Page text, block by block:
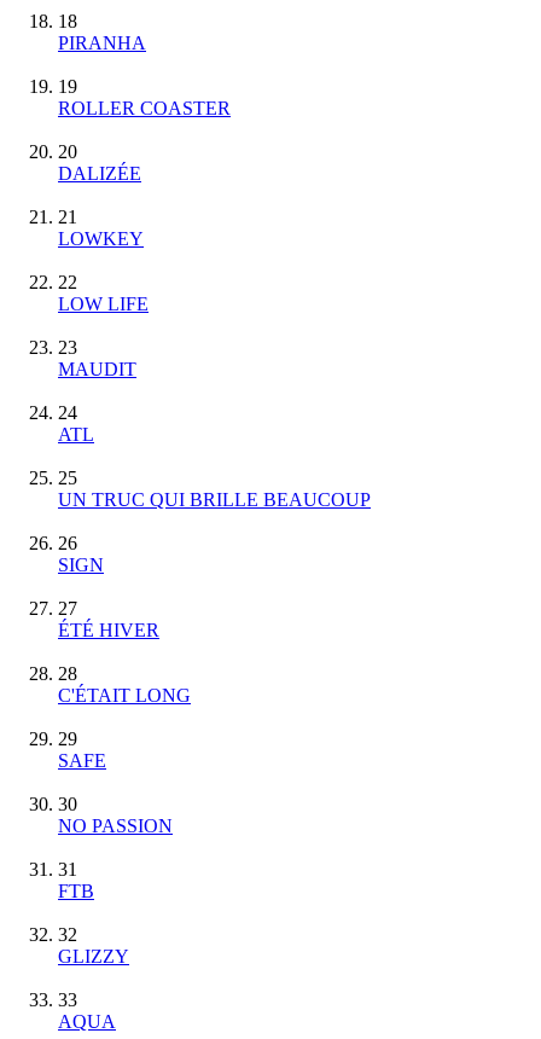
18
PIRANHA
19
ROLLER COASTER
20
DALIZÉE
21
LOWKEY
22
LOW LIFE
23
MAUDIT
24
ATL
25
UN TRUC QUI BRILLE BEAUCOUP
26
SIGN
27
ÉTÉ HIVER
28
C'ÉTAIT LONG
29
SAFE
30
NO PASSION
31
FTB
32
GLIZZY
33
AQUA